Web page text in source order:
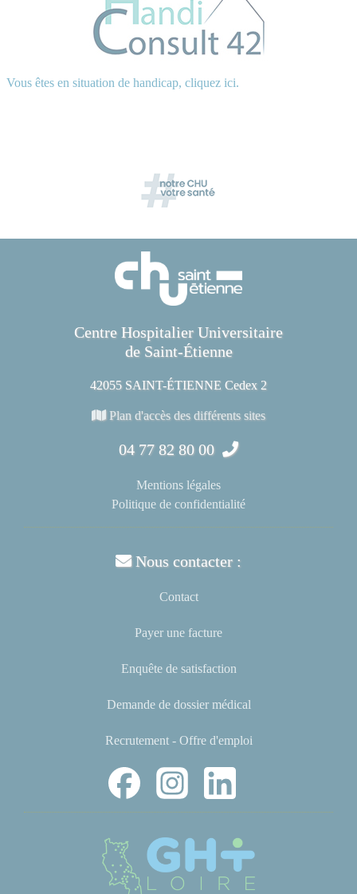
Vous êtes en situation de handicap, cliquez ici.
Centre Hospitalier Universitaire
de Saint-Étienne
42055 SAINT-ÉTIENNE Cedex 2
Plan d'accès des différents sites
04 77 82 80 00
Mentions légales
Politique de confidentialité
Nous contacter :
Contact
Payer une facture
Enquête de satisfaction
Demande de dossier médical
Recrutement - Offre d'emploi